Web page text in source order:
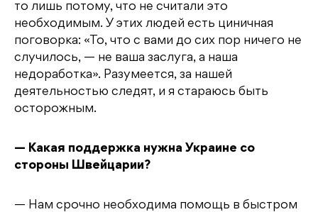
то лишь потому, что не считали это
необходимым. У этих людей есть циничная
поговорка: «То, что с вами до сих пор ничего не
случилось, — не ваша заслуга, а наша
недоработка». Разумеется, за нашей
деятельностью следят, и я стараюсь быть
осторожным.
— Какая поддержка нужна Украине со
стороны Швейцарии?
— Нам срочно необходима помощь в быстром